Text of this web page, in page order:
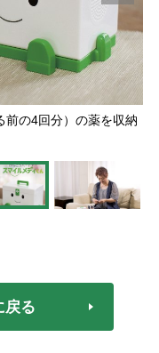
前の4回分）の薬を収納
戻る